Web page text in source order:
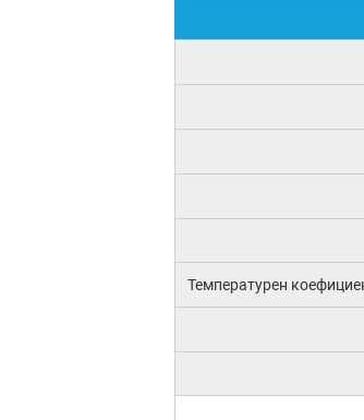
Температурен